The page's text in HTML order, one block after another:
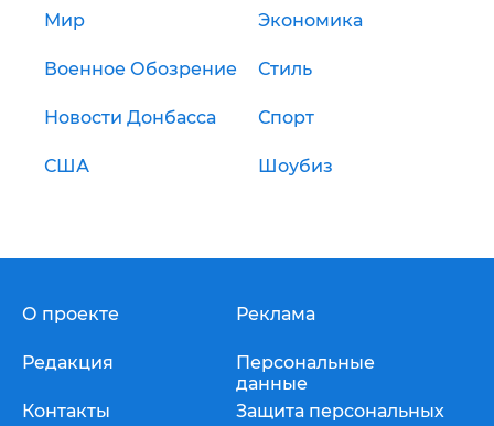
Мир Экономика
Военное Обозрение Стиль
Новости Донбасса Спорт
США Шоубиз
О проекте
Редакция
Контакты
Реклама
Персональные
данные
Защита персональных